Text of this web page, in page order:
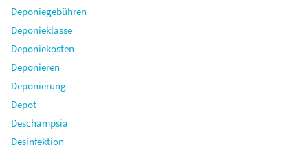
Deponiegebühren
Deponieklasse
Deponiekosten
Deponieren
Deponierung
Depot
Deschampsia
Desinfektion